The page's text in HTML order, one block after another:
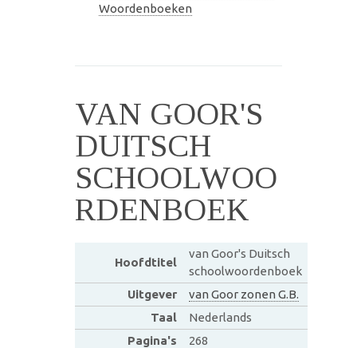
Woordenboeken
VAN GOOR'S
DUITSCH
SCHOOLWOO
RDENBOEK
Hoofdtitel
van Goor's Duitsch
schoolwoordenboek
Uitgever
van Goor zonen G.B.
Taal
Nederlands
Pagina's
268